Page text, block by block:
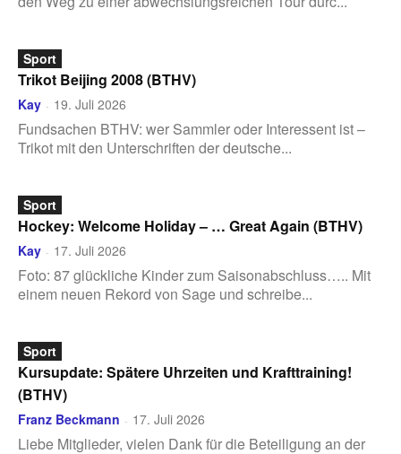
Sport
Trikot Beijing 2008 (BTHV)
Kay - 19. Juli 2026
Fundsachen BTHV: wer Sammler oder Interessent ist –
Trikot mit den Unterschriften der deutsche...
Sport
Hockey: Welcome Holiday – … Great Again (BTHV)
Kay - 17. Juli 2026
Foto: 87 glückliche Kinder zum Saisonabschluss….. Mit
einem neuen Rekord von Sage und schreibe...
Sport
Kursupdate: Spätere Uhrzeiten und Krafttraining!
(BTHV)
Franz Beckmann - 17. Juli 2026
Liebe Mitglieder, vielen Dank für die Beteiligung an der